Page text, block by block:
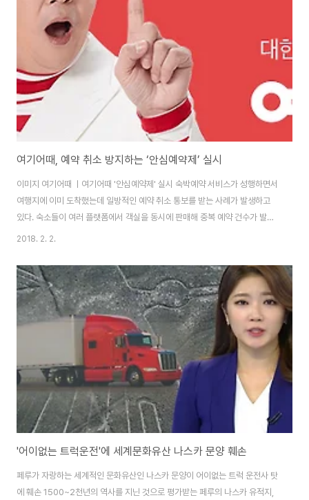
시 40분쯤에야 종료됐다. 압수품은 1박스 분량이다. 빗썸에 대한 경찰의 압수
수색은 이번이 처음인 것으로 알려졌다. 빗썸 계정해킹은 지난해 두건의 해킹
공격을 통해 거래소 이용자 정보 3만 ..
여기어때, 예약 취소 방지하는 ‘안심예약제’ 실시
이미지 여기어때 ㅣ여기어때 '안심예약제' 실시 숙박예약 서비스가 성행하면서
여행지에 이미 도착했는데 일방적인 예약 취소 통보를 받는 사례가 발생하고
있다. 숙소들이 여러 플랫폼에서 객실을 동시에 판매해 중복 예약 건수가 발생
하는 경우가 있기 때문이다. 이용자 입장에서는 이유도 알 수 없이 일방적인 취
기 위해 ‘안심예약제’를 도입했다. 숙소 사정으로 고객의 예약이 일방적으로 취
소돼 사용자가 피해 입을 경우, 여기어때가 기존에 예약된 객실보다 더 좋은 대
안 숙소를 제시하고, 소비자를 위로하는 제도다. 안심예약은 여기어때 제휴점
인 중소형호텔을 비롯해 호텔, 리조트, 펜션, 캠핑, 게스트하우스 등 전 숙박 카
테고리에 적용된다. 여태까..
2018. 2. 2.
'어이없는 트럭운전'에 세계문화유산 나스카 문양 훼손
페루가 자랑하는 세계적인 문화유산인 나스카 문양이 어이없는 트럭 운전사 탓
에 훼손 1500~2천년의 역사를 지닌 것으로 평가받는 페루의 나스카 유적지,